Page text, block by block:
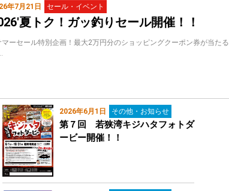
年7月21日 セール・イベント
夏トク！ガッ釣りセール開催！！
マーセール特別企画！最大2万円分のショッピングクーポン券が当たる
2026年6月1日 その他・お知らせ
第７回 若狭湾キジハタフォトダ
ービー開催！！